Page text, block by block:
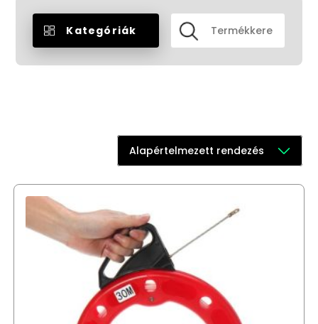
Kategóriák
Alapértelmezett rendezés